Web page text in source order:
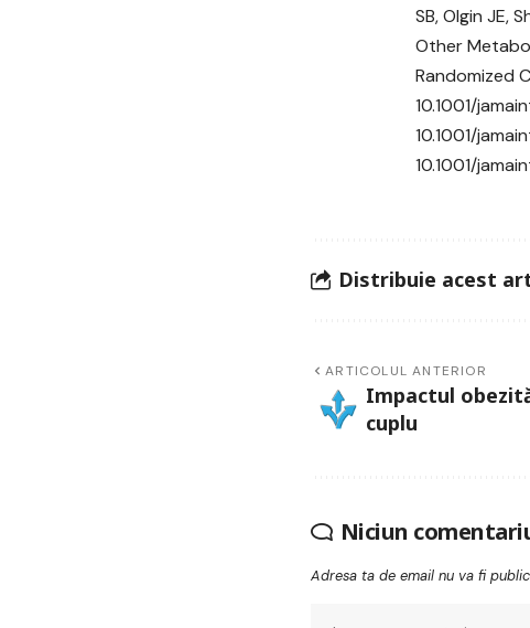
SB, Olgin JE,
Other
Randomized
10.1001/
10.1001/
10.1001/
Distribuie acest
ARTICOLUL ANTERIOR
Impactul
cuplu
Niciun
Adresa ta de email nu va fi